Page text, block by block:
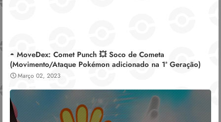
◓ MoveDex: Comet Punch 💥 Soco de Cometa
(Movimento/Ataque Pokémon adicionado na 1ª Geração)
Março 02, 2023